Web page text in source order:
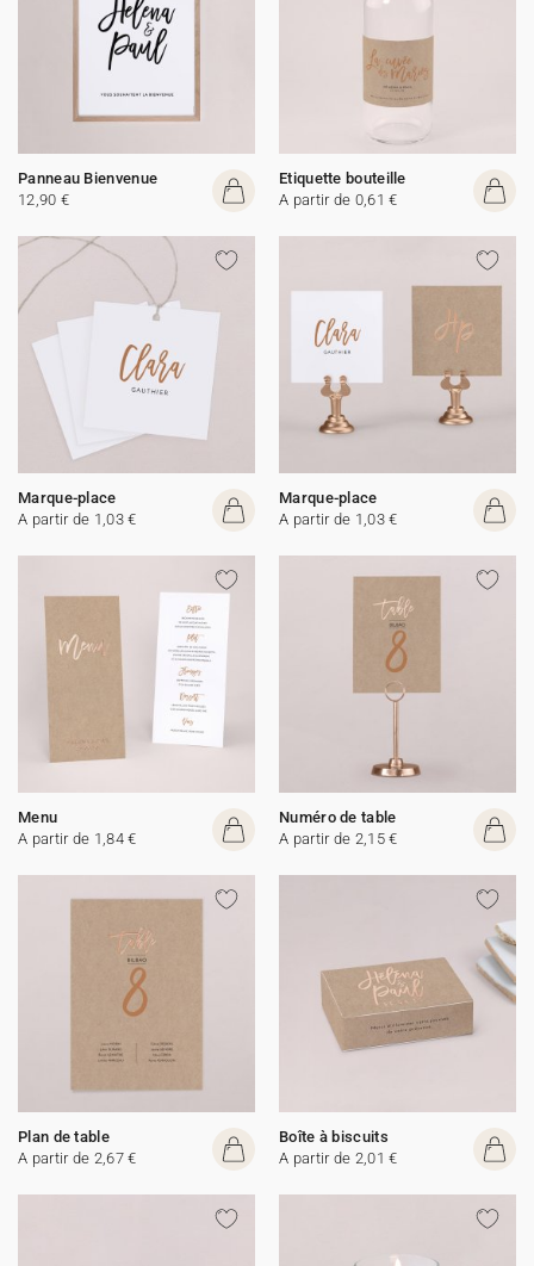
Panneau Bienvenue
12,90 €
Etiquette bouteille
A partir de 0,61 €
Marque-place
A partir de 1,03 €
Marque-place
A partir de 1,03 €
Menu
A partir de 1,84 €
Numéro de table
A partir de 2,15 €
Plan de table
A partir de 2,67 €
Boîte à biscuits
A partir de 2,01 €